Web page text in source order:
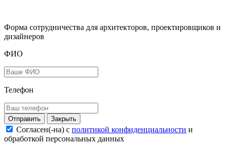
Форма сотрудничества для архитекторов, проектировщиков и
дизайнеров
ФИО
Телефон
Закрыть
Согласен(-на) c политикой конфиденциальности и
обработкой персональных данных